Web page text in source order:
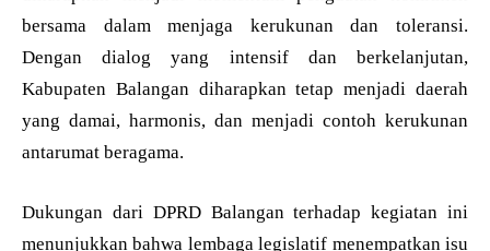
bersama dalam menjaga kerukunan dan toleransi.
Dengan dialog yang intensif dan berkelanjutan,
Kabupaten Balangan diharapkan tetap menjadi daerah
yang damai, harmonis, dan menjadi contoh kerukunan
antarumat beragama.
Dukungan dari DPRD Balangan terhadap kegiatan ini
menunjukkan bahwa lembaga legislatif menempatkan isu